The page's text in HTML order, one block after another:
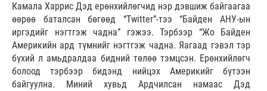
Камала Харрис Дэд ерөнхийлөгчид нэр дэвшиж байгаагаа
өөрөө баталсан бөгөөд “Twitter”-тээ “Байден АНУ-ын
иргэдийг нэгтгэж чадна” гэжээ. Тэрбээр “Жо Байден
Америкийн ард түмнийг нэгтгэж чадна. Яагаад гэвэл тэр
бүхий л амьдралдаа бидний төлөө тэмцсэн. Ерөнхийлөгч
болоод тэрбээр бидэнд нийцэх Америкийг бүтээн
байгуулна. Миний хувьд Ардчилсан намаас Дэд